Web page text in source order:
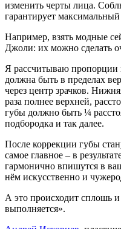
изменить черты лица.
гарантирует
Например, взять модные
Джоли: их можно сделать
Я рассчитываю пропорции
должна быть в пределах
через центр зрачков.
раза полнее верхней,
губы должно быть ¼
подбородка и так далее.
После коррекции губы
самое главное – в
гармонично впишутся в
нём искусственно и
А это происходит сплошь и
выполняется».